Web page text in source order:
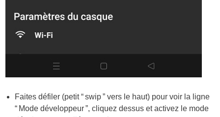
Faites défiler (petit “ swip ” vers le haut) pour voir la ligne
“ Mode développeur ”, cliquez dessus et activez le mode